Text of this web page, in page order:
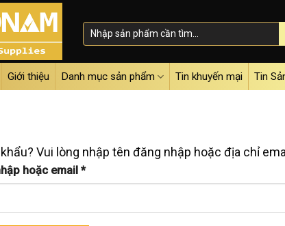
Giới thiệu Danh mục sản phẩm Tin khuyến mại Tin
Vui lòng nhập tên đăng nhập hoặc địa chỉ
hoặc email *Bắt
buộc